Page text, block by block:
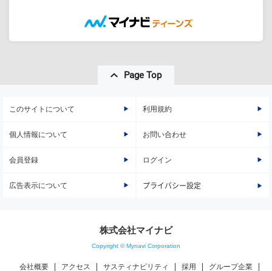
Page Top
このサイトについて 利用規約
個人情報について お問い合わせ
会員登録 ログイン
広告表示について プライバシー設定
株式会社マイナビ
Copyright © Mynavi Corporation
会社概要 アクセス サスティナビリティ 採用 グループ企業